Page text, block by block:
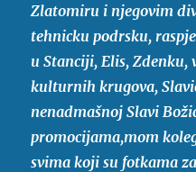
Zlatomiru i njegovim
tehnicku podrsku,
u Stanciji, Elis,
kulturnih krugova,
nenadmašnoj Slavi
promocijama,mom
svima koji su fotkama